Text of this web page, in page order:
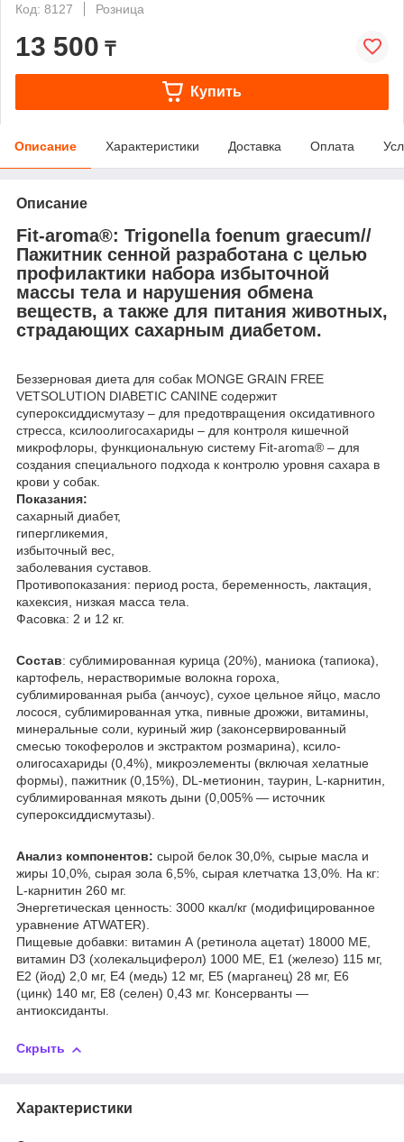
Код: 8127
Розница
13 500 ₸
Купить
Описание Характеристики Доставка Оплата
Описание
Fit-aroma®: Trigonella foenum graecum//
Пажитник сенной разработана с целью
профилактики набора избыточной
массы тела и нарушения обмена
веществ, а также для питания животных,
страдающих сахарным диабетом.
Беззерновая диета для собак MONGE GRAIN FREE
VETSOLUTION DIABETIC CANINE содержит
супероксиддисмутазу – для предотвращения оксидативного
стресса, ксилоолигосахариды – для контроля кишечной
микрофлоры, функциональную систему Fit-aroma® – для
создания специального подхода к контролю уровня сахара в
крови у собак.
Показания:
сахарный диабет,
гипергликемия,
избыточный вес,
заболевания суставов.
Противопоказания: период роста, беременность, лактация,
кахексия, низкая масса тела.
Фасовка: 2 и 12 кг.
Состав: cублимированная курица (20%), маниока (тапиока),
картофель, нерастворимые волокна гороха,
сублимированная рыба (анчоус), сухое цельное яйцо, масло
лосося, сублимированная утка, пивные дрожжи, витамины,
минеральные соли, куриный жир (законсервированный
смесью токоферолов и экстрактом розмарина), ксило-
олигосахариды (0,4%), микроэлементы (включая хелатные
формы), пажитник (0,15%), DL-метионин, таурин, L-карнитин,
сублимированная мякоть дыни (0,005% — источник
супероксиддисмутазы).
Анализ компонентов: сырой белок 30,0%, сырые масла и
жиры 10,0%, сырая зола 6,5%, сырая клетчатка 13,0%. На кг:
L-карнитин 260 мг.
Энергетическая ценность: 3000 ккал/кг (модифицированное
уравнение ATWATER).
Пищевые добавки: витамин А (ретинола ацетат) 18000 МЕ,
витамин D3 (холекальциферол) 1000 МЕ, Е1 (железо) 115 мг,
Е2 (йод) 2,0 мг, Е4 (медь) 12 мг, Е5 (марганец) 28 мг, Е6
(цинк) 140 мг, Е8 (селен) 0,43 мг. Консерванты —
антиоксиданты.
Скрыть
Характеристики